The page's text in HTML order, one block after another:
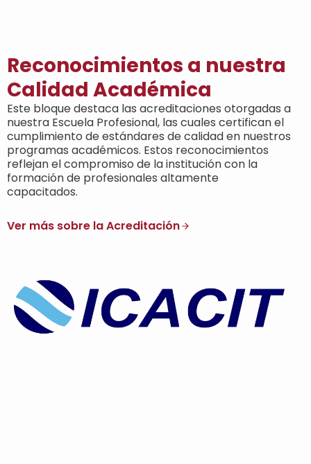
Reconocimientos a nuestra
Calidad Académica
Este bloque destaca las acreditaciones otorgadas a
nuestra Escuela Profesional, las cuales certifican el
cumplimiento de estándares de calidad en nuestros
programas académicos. Estos reconocimientos
reflejan el compromiso de la institución con la
formación de profesionales altamente
capacitados.
Ver más sobre la Acreditación